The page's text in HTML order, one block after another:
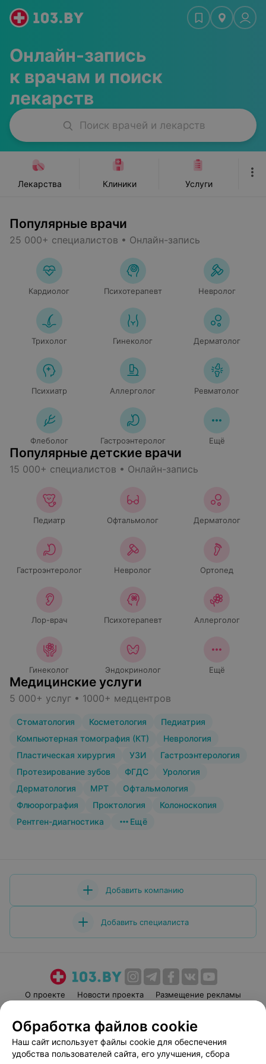
Онлайн-запись
к врачам и поиск
лекарств
Поиск врачей и лекарств
мастера Красота, спорт
Лекарства Клиники Услуги
Популярные врачи
25 000+ специалистов • Онлайн-запись
Кардиолог Психотерапевт Невролог
Трихолог Гинеколог Дерматолог
Психиатр Аллерголог Ревматолог
Флеболог Гастроэнтеролог Ещё
Популярные детские врачи
15 000+ специалистов • Онлайн-запись
Педиатр Офтальмолог Дерматолог
Гастроэнтеролог Невролог Ортопед
Лор-врач Психотерапевт Аллерголог
Гинеколог Эндокринолог Ещё
Медицинские услуги
5 000+ услуг • 1000+ медцентров
Стоматология Косметология
Педиатрия
Компьютерная томография (КТ)
Неврология
Пластическая хирургия
УЗИ
Гастроэнтерология
Протезирование зубов
ФГДС
Урология
Дерматология
МРТ
Офтальмология
Флюорография
Проктология
Колоноскопия
Рентген-диагностика
Ещё
Добавить компанию
Добавить специалиста
О проекте Новости проекта
Размещение рекламы
Пользовательское соглашение
Способы оплаты
Вакансии
Партнеры
Написать руководителю 103.by
Обработка файлов cookie
Наш сайт использует файлы cookie для обеспечения
удобства пользователей сайта, его улучшения, сбора